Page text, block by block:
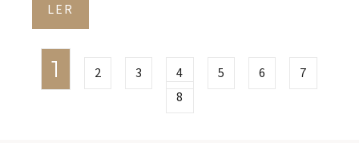
LER
1 2 3 4 5 6
7
8